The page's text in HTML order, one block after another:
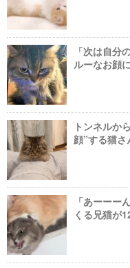
「次は自
ルーなお顔
トンネルか
顔”する猫さ
「あーーー
くる兄猫が